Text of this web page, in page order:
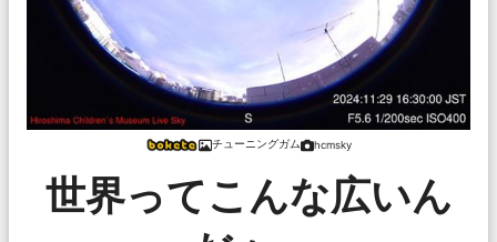
チューニングガム hcmsky
世界ってこんな広いん